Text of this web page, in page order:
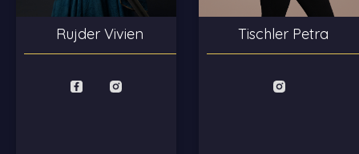
Rujder Vivien Tischler Petra